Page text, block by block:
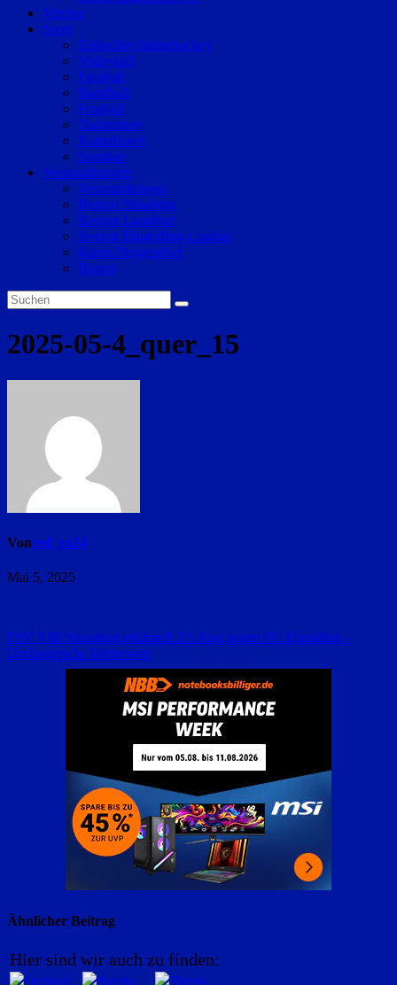
Vereine
Sport
Eishockey/Inlinehockey
Volleyball
Fussball
Handball
Football
Trabrennen
Kampfsport
Sonstige
Veranstaltungen
Veranstaltungen
Region Straubing
Region Landshut
Region Dingolfing-Landau
Raum Deggendorf
Bluval
2025-05-4_quer_15
Vonred_ra24
Mai 5, 2025
Beitragsnavigation
FSV VfB Straubing erkämpft 2:1-Sieg gegen FC Ergolding –
Umfangreiche Bilderserie
Ähnlicher Beitrag
Hier sind wir auch zu finden: